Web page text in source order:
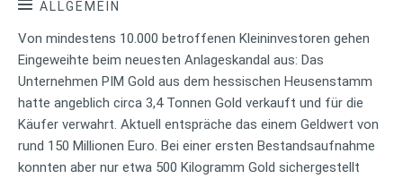
ALLGEMEIN
Von mindestens 10.000 betroffenen Kleininvestoren gehen
Eingeweihte beim neuesten Anlageskandal aus: Das
Unternehmen PIM Gold aus dem hessischen Heusenstamm
hatte angeblich circa 3,4 Tonnen Gold verkauft und für die
Käufer verwahrt. Aktuell entspräche das einem Geldwert von
rund 150 Millionen Euro. Bei einer ersten Bestandsaufnahme
konnten aber nur etwa 500 Kilogramm Gold sichergestellt